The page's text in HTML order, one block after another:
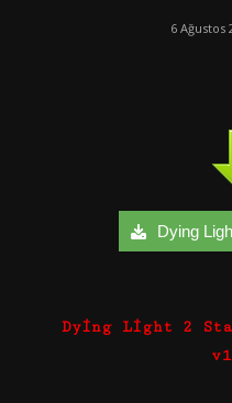
6 Ağustos
Dying
Dying Light 2